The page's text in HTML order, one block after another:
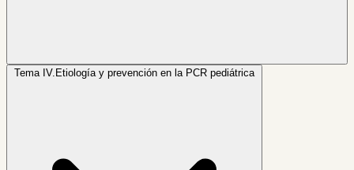
Tema IV. Etiología y prevención en la PCR pediátrica